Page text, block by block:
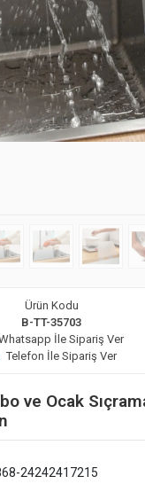
Ürün Kodu
B-TT-35703
İle Sipariş Ver
Telefon İle Sipariş Ver
ve Ocak
24242417215